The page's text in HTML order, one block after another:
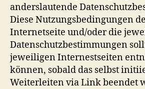
anderslautende
Diese Nutzungsbedingungen
Internetseite und/oder die
Datenschutzbestimmungen
jeweiligen Internestseiten
können, sobald das selbst
Weiterleiten via Link beendet